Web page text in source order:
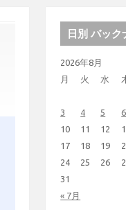
日別 バック
2026年8月
月
火 水
« 7月
3
4 5 6
10
11 12
17
18 19
24
25 26
31